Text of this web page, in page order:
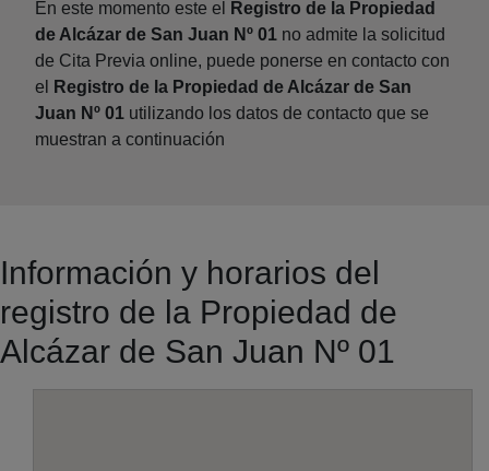
En este momento este el
Registro de la Propiedad
de Alcázar de San Juan Nº 01 no admite la solicitud
de Cita Previa online, puede ponerse en contacto con
el
Registro de la Propiedad de Alcázar de San
Juan Nº 01 utilizando los datos de contacto que se
muestran a continuación
Información y horarios del
registro de la Propiedad de
Alcázar de San Juan Nº 01